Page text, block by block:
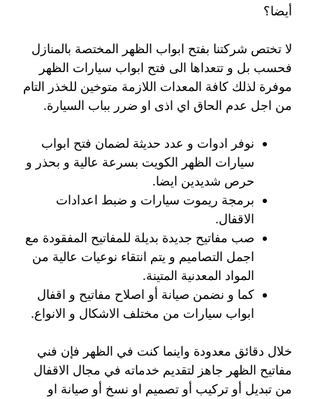
أيضا؟
لا تختص شركتنا بفتح ابواب الظهر المختصة بالمنازل
فحسب بل و تتعداها الى فتح ابواب سيارات الظهر
موفرة لذلك كافة المعدات اللازمة متوخين للخذر التام
من اجل عدم الحاق اي اذى او ضرر بباب السيارة.
نوفر ادوات و عدد حديثة لضمان فتح ابواب
سيارات الظهر الكويت بسرعة عالية و بحذر و
حرص شديدين ايضا.
برمجة ريموت سيارات و ضبط اعدادات
الاقفال.
صب مفاتيح جديدة بديلة للمفاتيح المفقودة مع
اجمل التصاميم و يتم انتقاء نوعيات عالية من
المواد المعدنية المتينة.
كما و نضمن صيانة أو اصلاح مفاتيح و اقفال
ابواب سيارات من مختلف الاشكال و الانواع.
خلال دقائق معدودة واينما كنت في الظهر فإن فني
مفاتيح الظهر جاهز لتقديم خدماته في مجال الاقفال
من تبديل أو تركيب أو تصميم او نسخ أو صيانة او